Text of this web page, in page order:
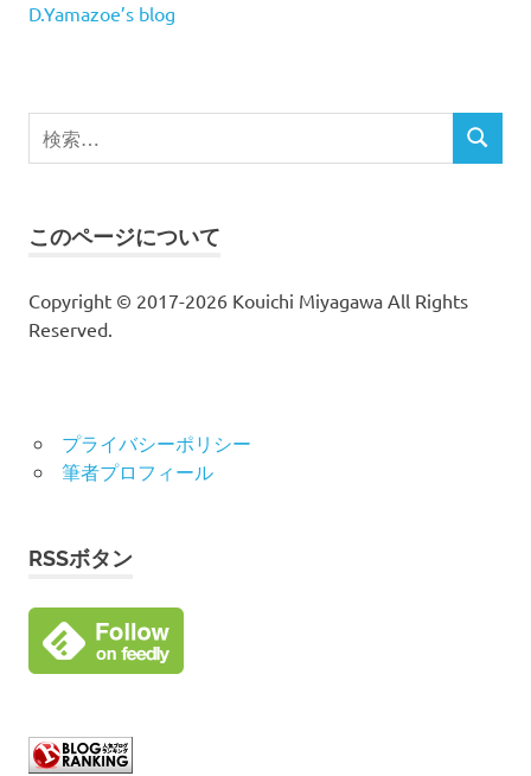
D.Yamazoe’s blog
検
索
検
このページについて
Copyright © 2017-2026 Kouichi Miyagawa All Rights
Reserved.
プライバシーポリシー
筆者プロフィール
RSSボタン